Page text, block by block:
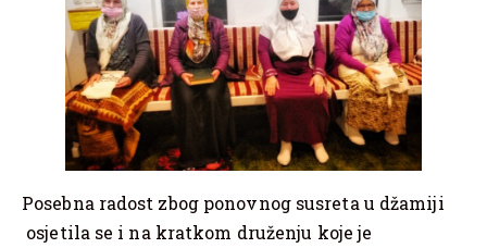
Posebna radost zbog ponovnog susreta u džamiji
osjetila se i na kratkom druženju koje je